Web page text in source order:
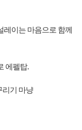
레이는 마음으로 함께
에펠탑.
리기 마냥